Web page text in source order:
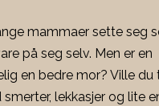
mammaer sette seg
på seg selv. Men er en
en bedre mor? Ville du
lekkasjer og lite